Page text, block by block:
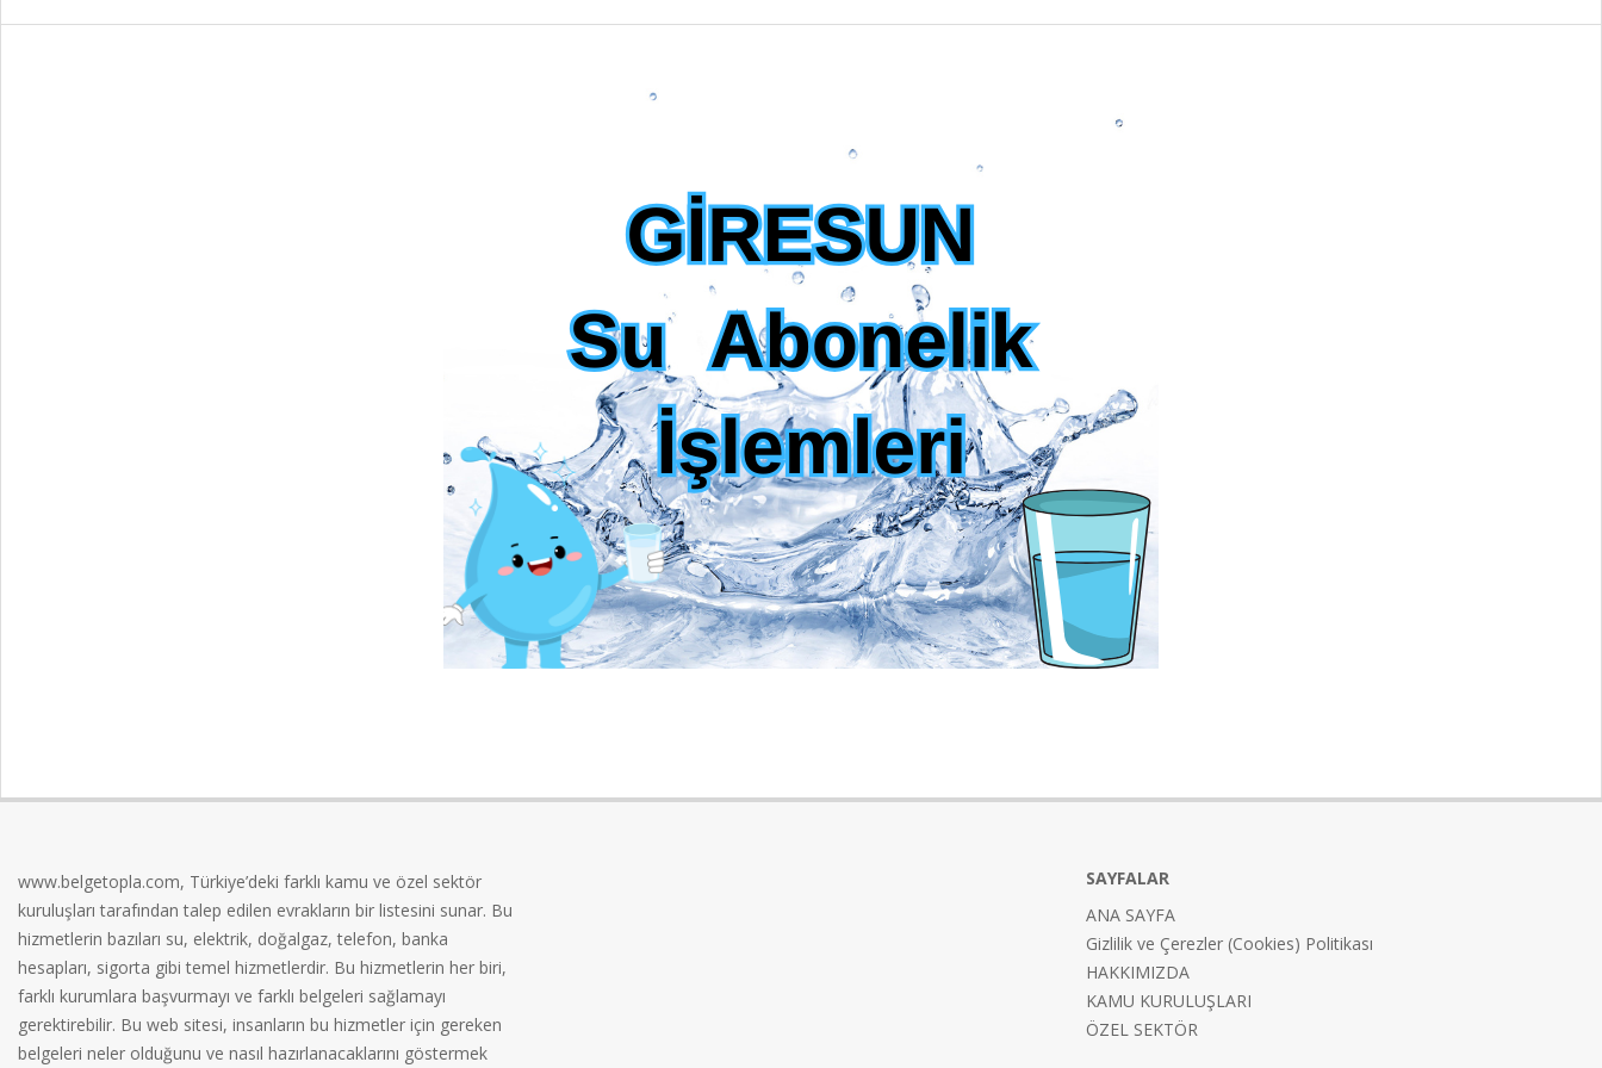
www.belgetopla.com, Türkiye’deki farklı kamu ve özel sektör
kuruluşları tarafından talep edilen evrakların bir listesini sunar. Bu
hizmetlerin bazıları su, elektrik, doğalgaz, telefon, banka
hesapları, sigorta gibi temel hizmetlerdir. Bu hizmetlerin her biri,
farklı kurumlara başvurmayı ve farklı belgeleri sağlamayı
gerektirebilir. Bu web sitesi, insanların bu hizmetler için gereken
belgeleri neler olduğunu ve nasıl hazırlanacaklarını göstermek
SAYFALAR
ANA SAYFA
Gizlilik ve Çerezler (Cookies) Politikası
HAKKIMIZDA
KAMU KURULUŞLARI
ÖZEL SEKTÖR